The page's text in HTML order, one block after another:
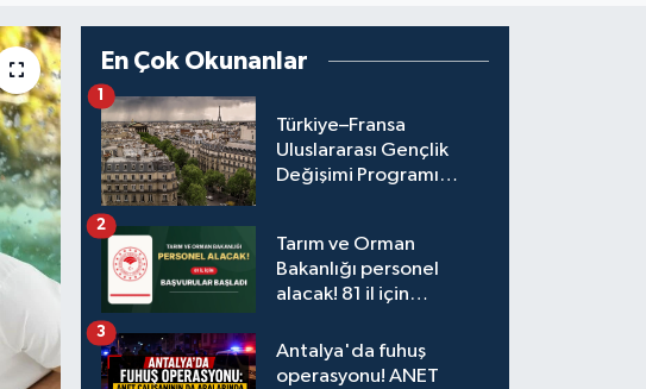
En Çok Okunanlar
Türkiye–Fransa
Uluslararası Gençlik
Değişimi Programı
1
Tarım ve Orman
Bakanlığı personel
alacak! 81 il için
2
Antalya'da fuhuş
operasyonu! ANET
3